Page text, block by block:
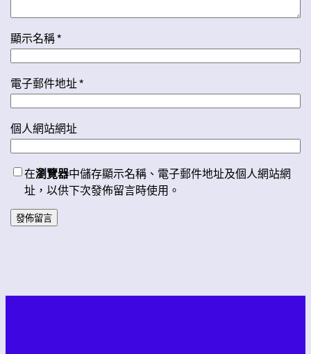
顯示名稱*
電子郵件地址*
個人網站網址
在瀏覽器中儲存顯示名稱、電子郵件地址及個人網站網
址，以供下次發佈留言時使用。